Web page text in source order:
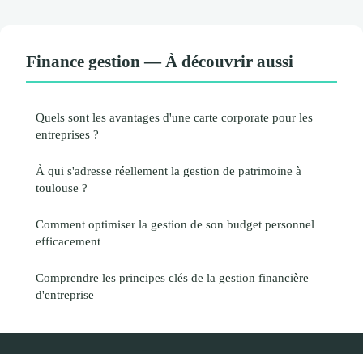
Finance gestion — À découvrir aussi
Quels sont les avantages d'une carte corporate pour les
entreprises ?
À qui s'adresse réellement la gestion de patrimoine à
toulouse ?
Comment optimiser la gestion de son budget personnel
efficacement
Comprendre les principes clés de la gestion financière
d'entreprise